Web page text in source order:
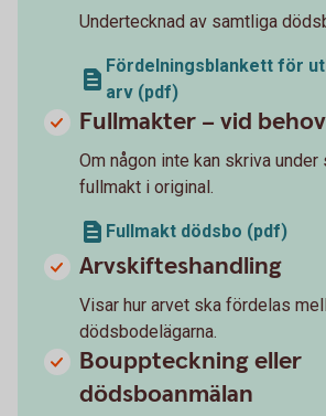
Undertecknad av samtliga
Fördelningsblankett för
arv (pdf)
Fullmakter – vid behov
Om någon inte kan skriva under
fullmakt i original.
Fullmakt dödsbo (pdf)
Arvskifteshandling
Visar hur arvet ska fördelas
dödsbodelägarna.
Bouppteckning eller
dödsboanmälan